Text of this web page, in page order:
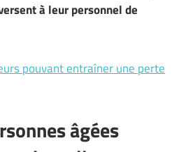
à leur personnel de
pouvant entraîner une perte
âgées